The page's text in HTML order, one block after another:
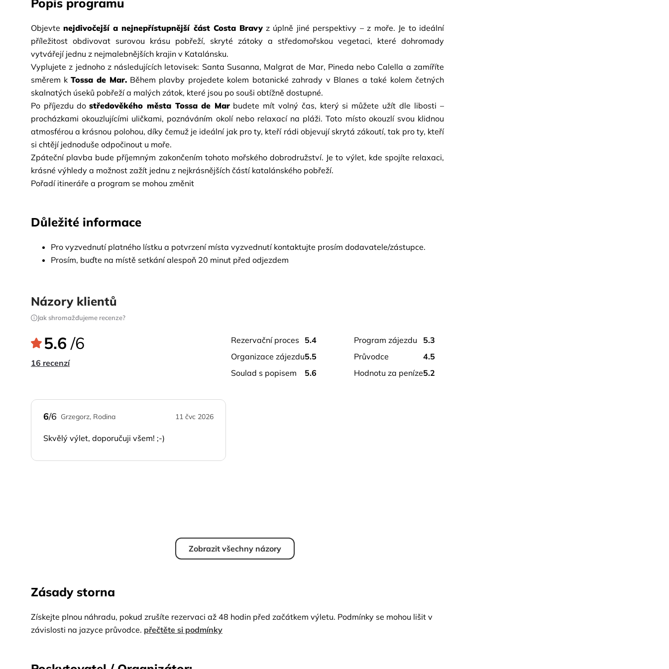
Popis programu
Objevte nejdivočejší a nejnepřístupnější část Costa Bravy z úplně jiné perspektivy – z moře. Je to ideální
příležitost obdivovat surovou krásu pobřeží, skryté zátoky a středomořskou vegetaci, které dohromady
vytvářejí jednu z nejmalebnějších krajin v Katalánsku.
Vyplujete z jednoho z následujících letovisek: Santa Susanna, Malgrat de Mar, Pineda nebo Calella a zamíříte
směrem k Tossa de Mar. Během plavby projedete kolem botanické zahrady v Blanes a také kolem četných
skalnatých úseků pobřeží a malých zátok, které jsou po souši obtížně dostupné.
Po příjezdu do středověkého města Tossa de Mar budete mít volný čas, který si můžete užít dle libosti –
procházkami okouzlujícími uličkami, poznáváním okolí nebo relaxací na pláži. Toto místo okouzlí svou klidnou
atmosférou a krásnou polohou, díky čemuž je ideální jak pro ty, kteří rádi objevují skrytá zákoutí, tak pro ty, kteří
si chtějí jednoduše odpočinout u moře.
Zpáteční plavba bude příjemným zakončením tohoto mořského dobrodružství. Je to výlet, kde spojíte relaxaci,
krásné výhledy a možnost zažít jednu z nejkrásnějších částí katalánského pobřeží.
Pořadí itineráře a program se mohou změnit
Důležité informace
Pro vyzvednutí platného lístku a potvrzení místa vyzvednutí kontaktujte prosím dodavatele/zástupce.
Prosím, buďte na místě setkání alespoň 20 minut před odjezdem
Názory klientů
Jak shromažďujeme recenze?
5.6 /6
16 recenzí
rezervační proces 5.4 program zájezdu
5.3
organizace zájezdu5.5 průvodce
4.5
soulad s popisem
5.6 hodnotu za peníze5.2
6/6 Grzegorz, Rodina 11 čvc 2026
Skvělý výlet, doporučuji všem! ;-)
Zobrazit všechny názory
Zásady storna
Získejte plnou náhradu, pokud zrušíte rezervaci až 48 hodin před začátkem výletu. Podmínky se mohou lišit v
závislosti na jazyce průvodce. přečtěte si podmínky